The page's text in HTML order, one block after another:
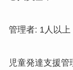
管理者: 1人以上
児童発達支援